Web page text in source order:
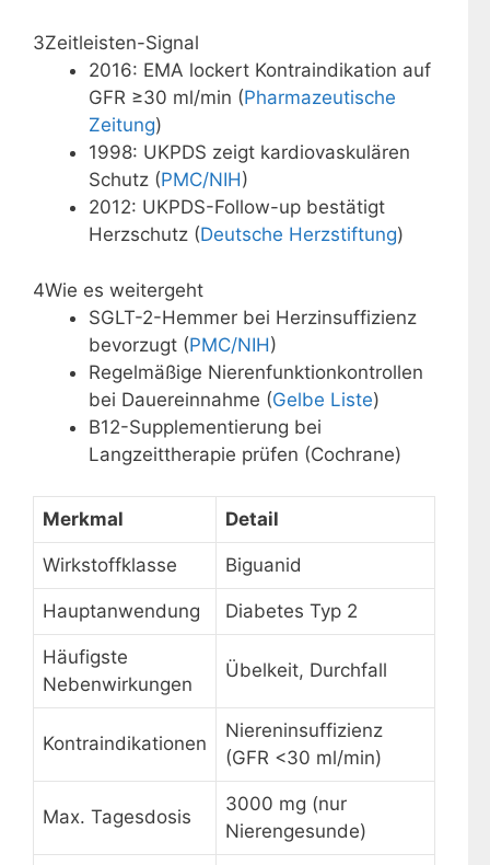
3Zeitleisten-Signal
2016: EMA lockert Kontraindikation auf
GFR ≥30 ml/min (Pharmazeutische
Zeitung)
1998: UKPDS zeigt kardiovaskulären
Schutz (PMC/NIH)
2012: UKPDS-Follow-up bestätigt
Herzschutz (Deutsche Herzstiftung)
4Wie es weitergeht
SGLT-2-Hemmer bei Herzinsuffizienz
bevorzugt (PMC/NIH)
Regelmäßige Nierenfunktionkontrollen
bei Dauereinnahme (Gelbe Liste)
B12-Supplementierung bei
Langzeittherapie prüfen (Cochrane)
Merkmal Detail
Wirkstoffklasse Biguanid
Hauptanwendung Diabetes Typ 2
Häufigste
Nebenwirkungen
Übelkeit, Durchfall
Kontraindikationen
Niereninsuffizienz
(GFR <30 ml/min)
Max. Tagesdosis
3000 mg (nur
Nierengesunde)